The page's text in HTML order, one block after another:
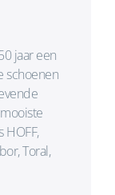
jaar een
schoenen
HOFF,
Toral,